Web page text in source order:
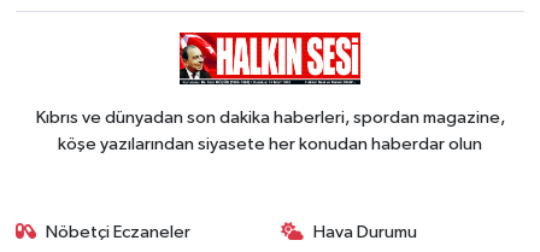
Kıbrıs ve dünyadan son dakika haberleri, spordan magazine,
köşe yazılarından siyasete her konudan haberdar olun
Nöbetçi Eczaneler Hava Durumu